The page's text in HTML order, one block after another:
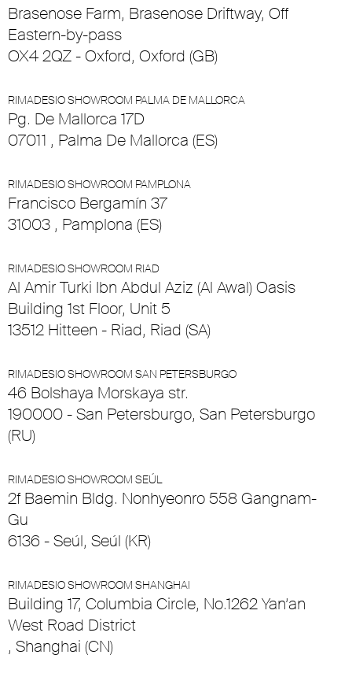
Brasenose Farm, Brasenose Driftway, Off
Eastern-by-pass
OX4 2QZ - Oxford, Oxford (GB)
RIMADESIO SHOWROOM PALMA DE MALLORCA
Pg. De Mallorca 17D
07011 , Palma De Mallorca (ES)
RIMADESIO SHOWROOM PAMPLONA
Francisco Bergamín 37
31003 , Pamplona (ES)
RIMADESIO SHOWROOM RIAD
Al Amir Turki Ibn Abdul Aziz (Al Awal) Oasis
Building 1st Floor, Unit 5
13512 Hitteen - Riad, Riad (SA)
RIMADESIO SHOWROOM SAN PETERSBURGO
46 Bolshaya Morskaya str.
190000 - San Petersburgo, San Petersburgo
(RU)
RIMADESIO SHOWROOM SEÚL
2f Baemin Bldg. Nonhyeonro 558 Gangnam-
Gu
6136 - Seúl, Seúl (KR)
RIMADESIO SHOWROOM SHANGHAI
Building 17, Columbia Circle, No.1262 Yan’an
West Road District
, Shanghai (CN)